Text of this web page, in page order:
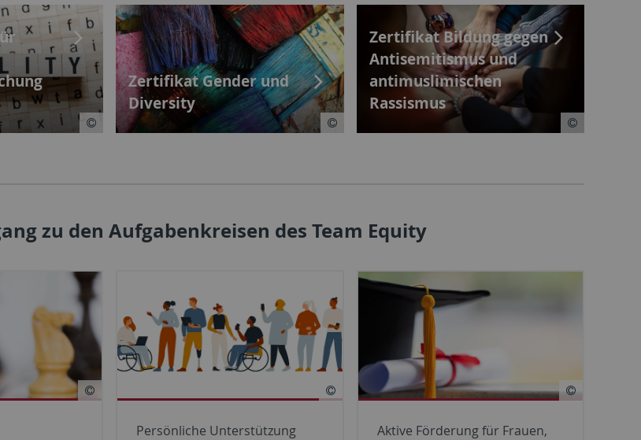
Zertifikat Gender und
Diversity
Zertifikat Bildung gegen
Antisemitismus und
antimuslimischen
Rassismus
zu den Aufgabenkreisen des Team Equity
Persönliche Unterstützung
Aktive Förderung für Frauen,